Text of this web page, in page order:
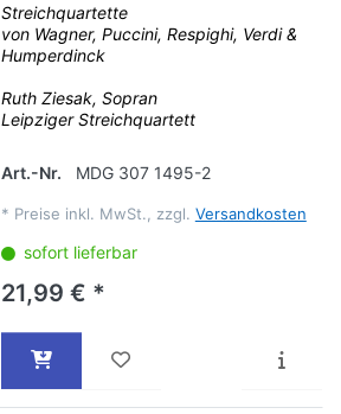
Streichquartette
von Wagner, Puccini, Respighi, Verdi &
Humperdinck
Ruth Ziesak, Sopran
Leipziger Streichquartett
Art.-Nr. MDG 307 1495-2
* Preise inkl. MwSt., zzgl. Versandkosten
sofort lieferbar
21,99 € *